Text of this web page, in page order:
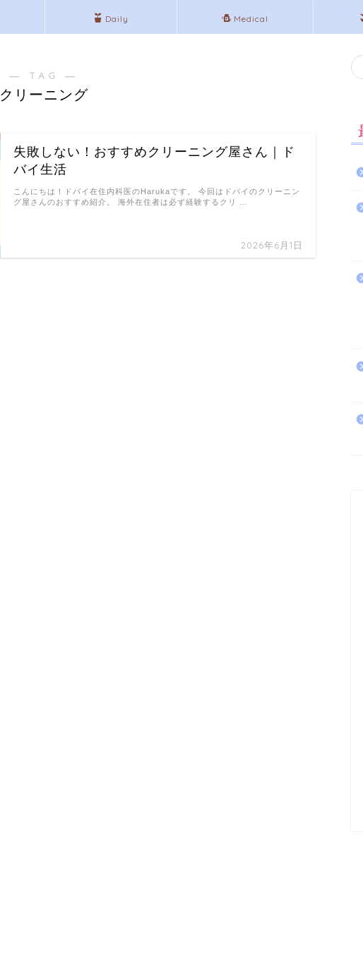
Daily Medical
― TAG ―
クリーニング
失敗しない！おすすめクリーニング屋さん｜ド
バイ生活
2026年6月1日
こんにちは！ドバイ在住内科医のHarukaです。 今回はドバイのクリーニン
グ屋さんのおすすめ紹介。 海外在住者は必ず経験するクリ …